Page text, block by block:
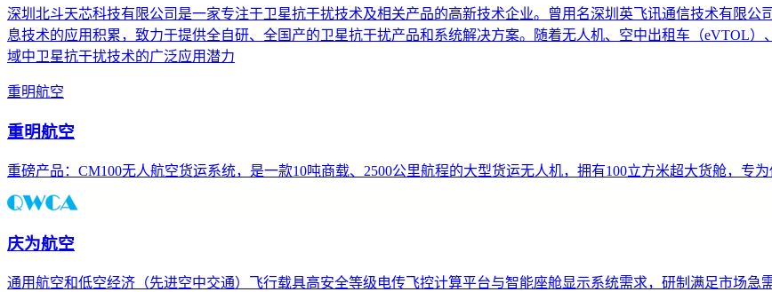
深圳北斗天芯科技有限公司是一家专注于卫星抗干扰技术及相关产品的高新技术企业。曾用名深圳英飞讯通信技术有限公
息技术的应用积累，致力于提供全自研、全国产的卫星抗干扰产品和系统解决方案。随着无人机、空中出租车（eVTOL
域中卫星抗干扰技术的广泛应用潜力
重明航空
重明航空
重磅产品：CM100无人航空货运系统，是一款10吨商载、2500公里航程的大型货运无人机，拥有100立方米超大货舱，专
庆为航空
通用航空和低空经济（先进空中交通）飞行载具高安全等级电传飞控计算平台与智能座舱显示系统需求，研制满足市场